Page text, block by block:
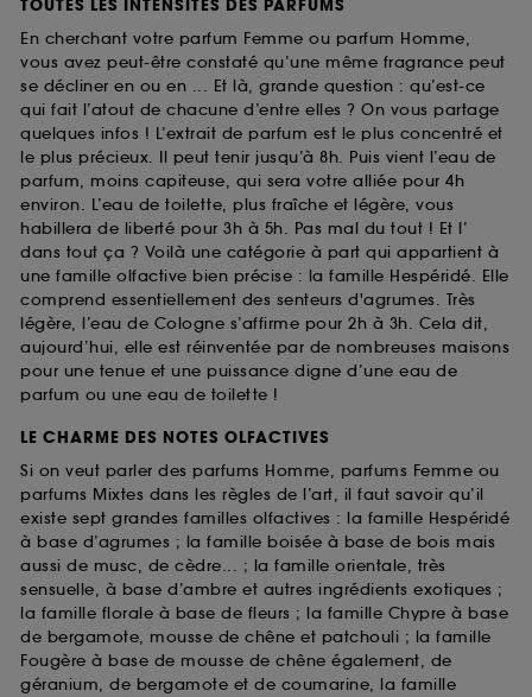
TOUTES LES INTENSITÉS DES PARFUMS
En cherchant votre parfum Femme ou parfum Homme,
vous avez peut-être constaté qu’une même fragrance peut
se décliner en ou en ... Et là, grande question : qu’est-ce
qui fait l’atout de chacune d’entre elles ? On vous partage
quelques infos ! L’extrait de parfum est le plus concentré et
le plus précieux. Il peut tenir jusqu’à 8h. Puis vient l’eau de
parfum, moins capiteuse, qui sera votre alliée pour 4h
environ. L’eau de toilette, plus fraîche et légère, vous
habillera de liberté pour 3h à 5h. Pas mal du tout ! Et l’
dans tout ça ? Voilà une catégorie à part qui appartient à
une famille olfactive bien précise : la famille Hespéridé. Elle
comprend essentiellement des senteurs d'agrumes. Très
légère, l’eau de Cologne s’affirme pour 2h à 3h. Cela dit,
aujourd’hui, elle est réinventée par de nombreuses maisons
pour une tenue et une puissance digne d’une eau de
parfum ou une eau de toilette !
LE CHARME DES NOTES OLFACTIVES
Si on veut parler des parfums Homme, parfums Femme ou
parfums Mixtes dans les règles de l’art, il faut savoir qu’il
existe sept grandes familles olfactives : la famille Hespéridé
à base d’agrumes ; la famille boisée à base de bois mais
aussi de musc, de cèdre... ; la famille orientale, très
sensuelle, à base d’ambre et autres ingrédients exotiques ;
la famille florale à base de fleurs ; la famille Chypre à base
de bergamote, mousse de chêne et patchouli ; la famille
Fougère à base de mousse de chêne également, de
géranium, de bergamote et de coumarine, la famille